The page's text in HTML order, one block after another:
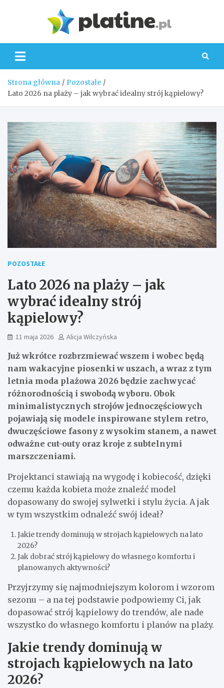
Strona główna
Pozostałe
Lato 2026 na plaży – jak wybrać idealny strój kąpielowy?
POZOSTAŁE
Lato 2026 na plaży – jak
wybrać idealny strój
kąpielowy?
11 maja 2026 Alicja Wilczyńska
Już wkrótce rozbrzmiewać wszem i wobec będą
nam wakacyjne piosenki w uszach, a wraz z tym
letnia moda plażowa 2026 będzie zachwycać
różnorodnością i swobodą wyboru. Obok
minimalistycznych strojów jednoczęściowych
pojawiają się modele inspirowane stylem retro,
dwuczęściowe fasony z wysokim stanem, a nawet
odważne cut-outy oraz kroje z subtelnymi
marszczeniami.
Projektanci stawiają na wygodę i kobiecość, dzięki
czemu każda kobieta może znaleźć model
dopasowany do swojej sylwetki i stylu życia. A jak
w tym wszystkim odnaleźć swój ideał?
Jakie trendy dominują w strojach kąpielowych na lato
2026?
Jak dobrać strój kąpielowy do własnego komfortu i
planowanych aktywności?
Przyjrzymy się najmodniejszym kolorom i wzorom
sezonu – a na tej podstawie podpowiemy Ci, jak
dopasować strój kąpielowy do trendów, ale nade
wszystko do własnego komfortu i planów na plaży.
Jakie trendy dominują w
strojach kąpielowych na lato
2026?